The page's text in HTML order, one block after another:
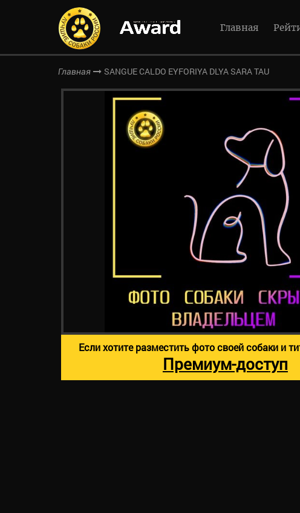
Главная
Главная SANGUE CALDO EYFORIYA DLYA SARA TAU
Если хотите разместить фото своей собаки и
Премиум-доступ